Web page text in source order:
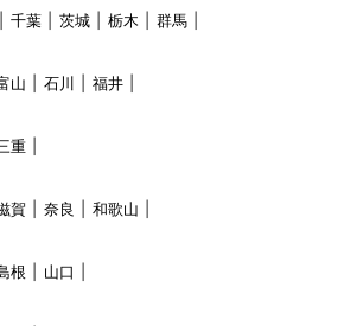
千葉 茨城 栃木
群馬
山 石川
福井
重
賀 奈良
和歌山
根
山口